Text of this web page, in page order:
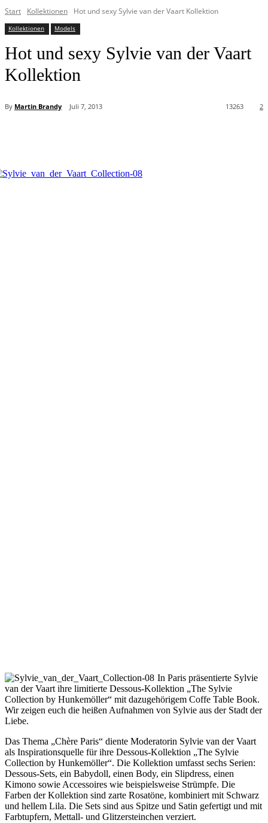
Start Kollektionen Hot und sexy Sylvie van der Vaart Kollektion
Kollektionen Models
Hot und sexy Sylvie van der Vaart
Kollektion
By Martin Brandy Juli 7, 2013 2
13263
In Paris präsentierte Sylvie
van der Vaart ihre limitierte Dessous-Kollektion „The Sylvie
Collection by Hunkemöller“ mit dazugehörigem Coffe Table Book.
Wir zeigen euch die heißen Aufnahmen von Sylvie aus der Stadt der
Liebe.
Das Thema „Chère Paris“ diente Moderatorin Sylvie van der Vaart
als Inspirationsquelle für ihre Dessous-Kollektion „The Sylvie
Collection by Hunkemöller“. Die Kollektion umfasst sechs Serien:
Dessous-Sets, ein Babydoll, einen Body, ein Slipdress, einen
Kimono sowie Accessoires wie beispielsweise Strümpfe. Die
Farben der Kollektion sind zarte Rosatöne, kombiniert mit Schwarz
und hellem Lila. Die Sets sind aus Spitze und Satin gefertigt und mit
Farbtupfern, Mettall- und Glitzersteinchen verziert.